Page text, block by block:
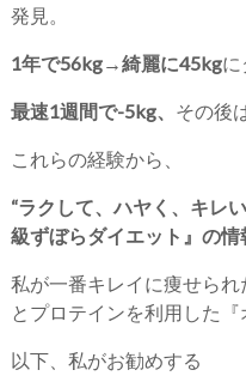
発見。
1年で56kg→綺麗に45kgに
最速1週間で-5kg、 その後
これらの経験から、
“ラクして、ハヤく、キレ
級ずぼらダイエット』の情
私が一番キレイに痩せられ
とプロテインを利用した『
以下、私がお勧めする